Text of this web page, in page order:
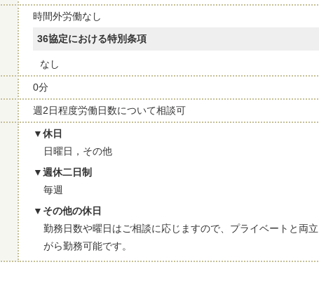
時間外労働なし
36協定における特別条項
なし
0分
週2日程度労働日数について相談可
休日
日曜日，その他
週休二日制
毎週
その他の休日
勤務日数や曜日はご相談に応じますので、プライベートと両
がら勤務可能です。